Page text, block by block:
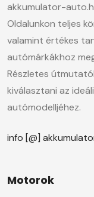
akkumulator-
Oldalunkon teljes
valamint értékes
autómárkákhoz
Részletes
kiválasztani az
autómodelljéhez.
info [@]
Motorok